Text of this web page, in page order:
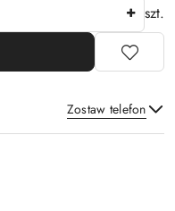
szt.
Zostaw telefon